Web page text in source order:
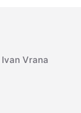
Vrana